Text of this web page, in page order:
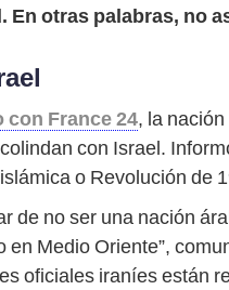
En otras palabras, no
con France 24, la
con Israel.
o Revolución de
de no ser una nación
en Medio Oriente”,
oficiales iraníes están